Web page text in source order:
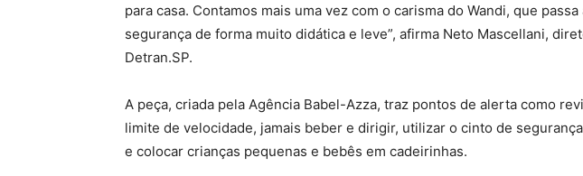
para casa. Contamos mais uma vez com o carisma do Wandi, que
segurança de forma muito didática e leve”, afirma Neto Mascellani,
Detran.SP.
A peça, criada pela Agência Babel-Azza, traz pontos de alerta como
limite de velocidade, jamais beber e dirigir, utilizar o cinto de
e colocar crianças pequenas e bebês em cadeirinhas.